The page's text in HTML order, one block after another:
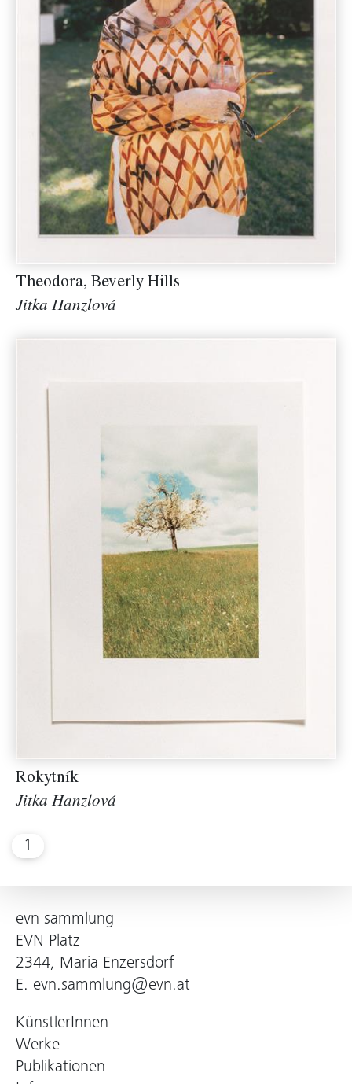
Theodora, Beverly Hills
Jitka Hanzlová
Rokytník
Jitka Hanzlová
1
evn sammlung
EVN Platz
2344, Maria Enzersdorf
E. evn.sammlung@evn.at
KünstlerInnen
Werke
Publikationen